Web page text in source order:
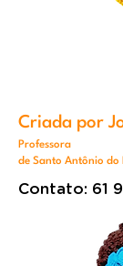
Criada por
Professora
de Santo Antônio do
Contato: 61